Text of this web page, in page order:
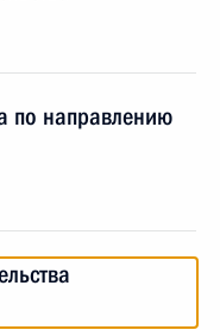
по направлению